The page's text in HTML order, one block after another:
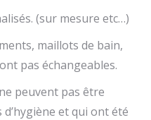
(sur mesure etc…)
maillots de bain,
pas échangeables.
peuvent pas être
et qui ont été